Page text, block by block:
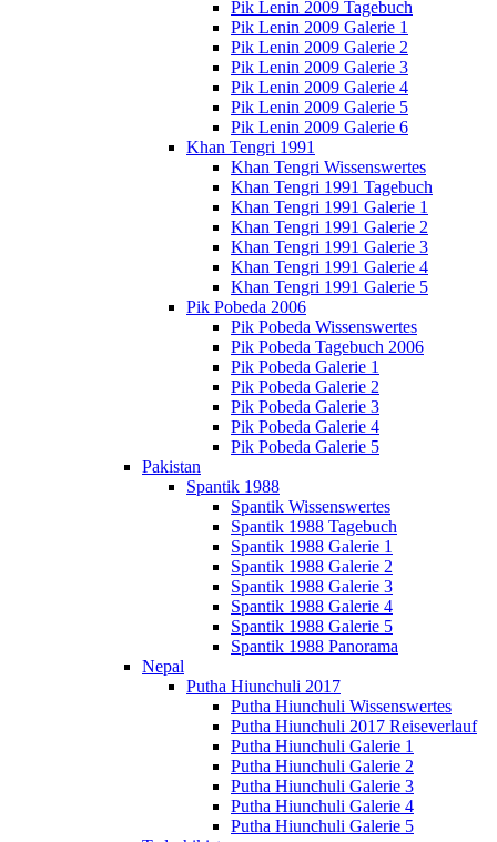
Pik Lenin 2009 Tagebuch
Pik Lenin 2009 Galerie 1
Pik Lenin 2009 Galerie 2
Pik Lenin 2009 Galerie 3
Pik Lenin 2009 Galerie 4
Pik Lenin 2009 Galerie 5
Pik Lenin 2009 Galerie 6
Khan Tengri 1991
Khan Tengri Wissenswertes
Khan Tengri 1991 Tagebuch
Khan Tengri 1991 Galerie 1
Khan Tengri 1991 Galerie 2
Khan Tengri 1991 Galerie 3
Khan Tengri 1991 Galerie 4
Khan Tengri 1991 Galerie 5
Pik Pobeda 2006
Pik Pobeda Wissenswertes
Pik Pobeda Tagebuch 2006
Pik Pobeda Galerie 1
Pik Pobeda Galerie 2
Pik Pobeda Galerie 3
Pik Pobeda Galerie 4
Pik Pobeda Galerie 5
Pakistan
Spantik 1988
Spantik Wissenswertes
Spantik 1988 Tagebuch
Spantik 1988 Galerie 1
Spantik 1988 Galerie 2
Spantik 1988 Galerie 3
Spantik 1988 Galerie 4
Spantik 1988 Galerie 5
Spantik 1988 Panorama
Nepal
Putha Hiunchuli 2017
Putha Hiunchuli Wissenswertes
Putha Hiunchuli 2017 Reiseverlauf
Putha Hiunchuli Galerie 1
Putha Hiunchuli Galerie 2
Putha Hiunchuli Galerie 3
Putha Hiunchuli Galerie 4
Putha Hiunchuli Galerie 5